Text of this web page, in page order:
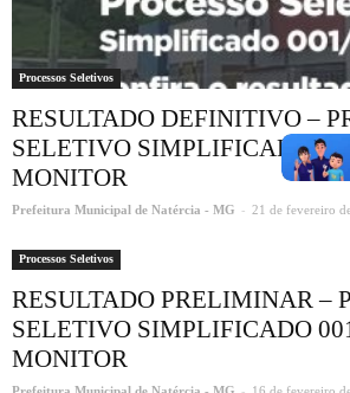
Processos Seletivos
RESULTADO DEFINITIVO –
SELETIVO SIMPLIFICADO
MONITOR
Prefeitura Municipal de Natércia - MG - 21 de fevereiro
Processos Seletivos
RESULTADO PRELIMINAR –
SELETIVO SIMPLIFICADO
MONITOR